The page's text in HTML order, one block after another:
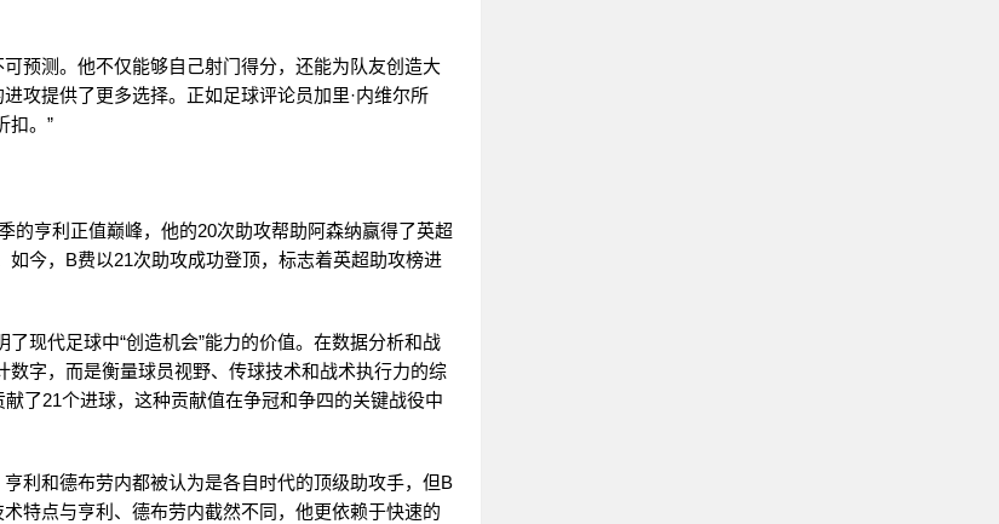
预测。他不仅能够自己射门得分，还能为队友创造大
攻提供了更多选择。正如足球评论员加里·内维尔所
扣。”
的亨利正值巅峰，他的20次助攻帮助阿森纳赢得了英超
今，B费以21次助攻成功登顶，标志着英超助攻榜进
现代足球中“创造机会”能力的价值。在数据分析和战
字，而是衡量球员视野、传球技术和战术执行力的综
了21个进球，这种贡献值在争冠和争四的关键战役中
利和德布劳内都被认为是各自时代的顶级助攻手，但B
特点与亨利、德布劳内截然不同，他更依赖于快速的